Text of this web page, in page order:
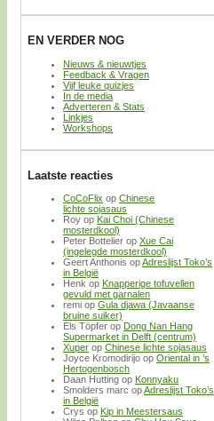
EN VERDER NOG
Nieuws & nieuwtjes
Feedback & Vragen
Vijf leuke quizjes
In de media
Adverteren & Stats
Linkjes
Workshops
Laatste reacties
CoCoFlix op Chinese
lichte sojasaus
Roy op Kai Choi (Chinese
mosterdkool)
Peter Bottelier op Xue Cai
(ingelegde mosterdkool)
Geert Anthonis opAdreslijst Toko’s
in België
Henk op Knapperige tofuvellen
gevuld met garnalen
remi op Gula djawa (Javaanse
bruine suiker)
Els Töpfer op Dong Nan Hang
Supermarket in Delft (centrum)
Xuper op Chinese lichte sojasaus
Joyce Kromodirijo op Oriental in ’s
Hertogenbosch
Daan Hutting op Konnyaku
Smolders marc opAdreslijst Toko’s
in België
Crys op Kip in Meestersaus